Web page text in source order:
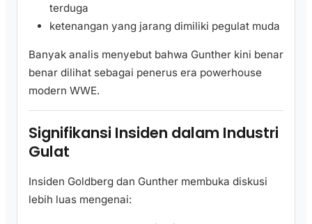
terduga
ketenangan yang jarang dimiliki pegulat muda
Banyak analis menyebut bahwa Gunther kini benar
benar dilihat sebagai penerus era powerhouse
modern WWE.
Signifikansi Insiden dalam Industri
Gulat
Insiden Goldberg dan Gunther membuka diskusi
lebih luas mengenai: